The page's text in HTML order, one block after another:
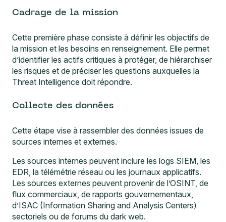
Cadrage de la mission
Cette première phase consiste à définir les objectifs de
la mission et les besoins en renseignement. Elle permet
d’identifier les actifs critiques à protéger, de hiérarchiser
les risques et de préciser les questions auxquelles la
Threat Intelligence doit répondre.
Collecte des données
Cette étape vise à rassembler des données issues de
sources internes et externes.
Les sources internes peuvent inclure les logs SIEM, les
EDR, la télémétrie réseau ou les journaux applicatifs.
Les sources externes peuvent provenir de l’OSINT, de
flux commerciaux, de rapports gouvernementaux,
d’ISAC (Information Sharing and Analysis Centers)
sectoriels ou de forums du dark web.